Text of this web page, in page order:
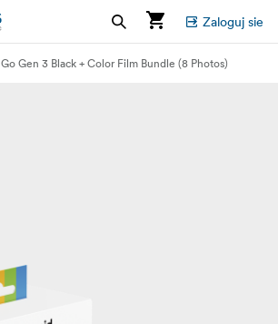
Zaloguj sie
Go Gen 3 Black + Color Film Bundle (8 Photos)